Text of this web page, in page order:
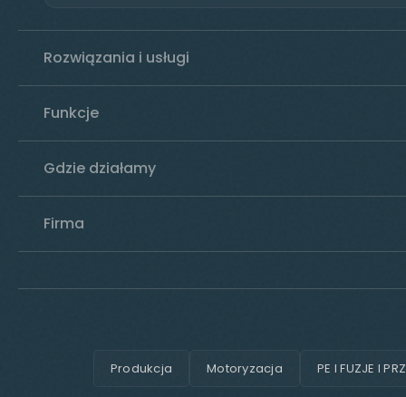
Rozwiązania i usługi
Funkcje
Gdzie działamy
Firma
Produkcja Motoryzacja PE I FUZJE I